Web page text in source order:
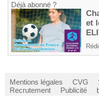
Déjà abonné ?
et
Mentions légales CVG
Recrutement
Publicité